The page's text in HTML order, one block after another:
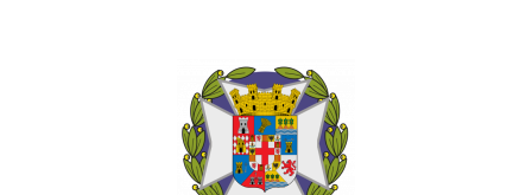
En él, junto con la ayuda…